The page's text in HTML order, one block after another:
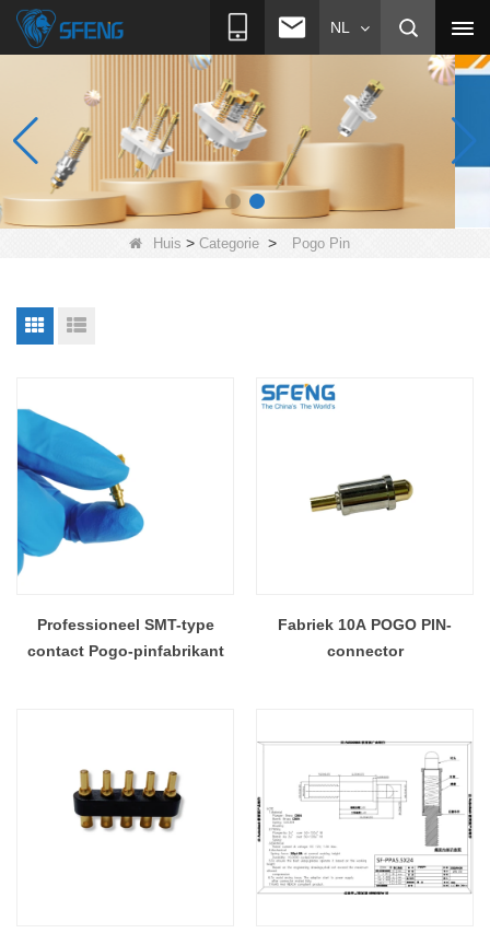
NL
Huis > Categorie > Pogo Pin
Professioneel SMT-type
contact Pogo-pinfabrikant
Fabriek 10A POGO PIN-
connector